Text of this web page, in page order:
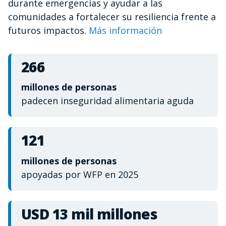
durante emergencias y ayudar a las
comunidades a fortalecer su resiliencia frente a
futuros impactos. Más información
266
millones de personas
padecen inseguridad alimentaria aguda
121
millones de personas
apoyadas por WFP en 2025
USD 13 mil millones